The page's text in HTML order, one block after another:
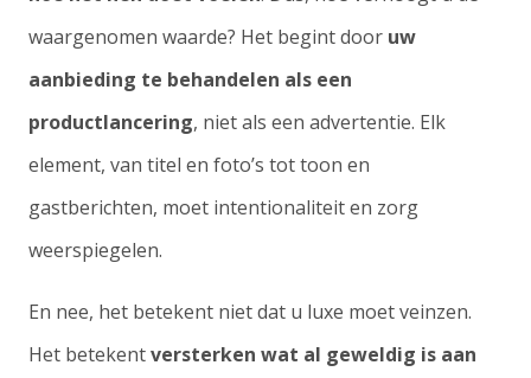
waargenomen waarde? Het begint door uw
aanbieding te behandelen als een
productlancering, niet als een advertentie. Elk
element, van titel en foto’s tot toon en
gastberichten, moet intentionaliteit en zorg
weerspiegelen.
En nee, het betekent niet dat u luxe moet veinzen.
Het betekentversterken wat al geweldig is aan